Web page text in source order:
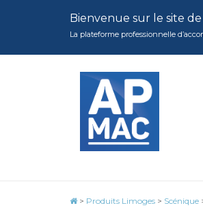
Bienvenue sur le site
La plateforme professionnelle
> Produits Limoges > Scénique